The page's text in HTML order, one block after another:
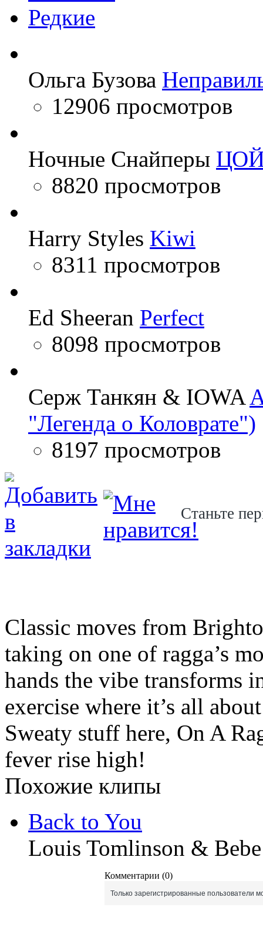
Редкие
Ольга Бузова
12906 просмотров
Ночные Снайперы
8820 просмотров
Harry Styles Kiwi
8311 просмотров
Ed Sheeran Perfect
8098 просмотров
Серж Танкян & IOWA
"Легенда о Коловрате")
8197 просмотров
Станьте
Classic moves from
taking on one of ragga’s
hands the vibe transforms
exercise where it’s all
Sweaty stuff here, On A
fever rise high!
Похожие клипы
Back to You
Louis Tomlinson &
Комментарии (0)
Только зарегистрированные пользователи